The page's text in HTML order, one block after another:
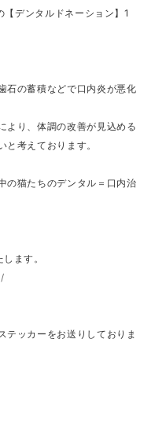
デンタルドネーション】1
石の蓄積などで口内炎が悪化
より、体調の改善が見込める
考えております。
の猫たちのデンタル＝口内治
ます。
テッカーをお送りしておりま